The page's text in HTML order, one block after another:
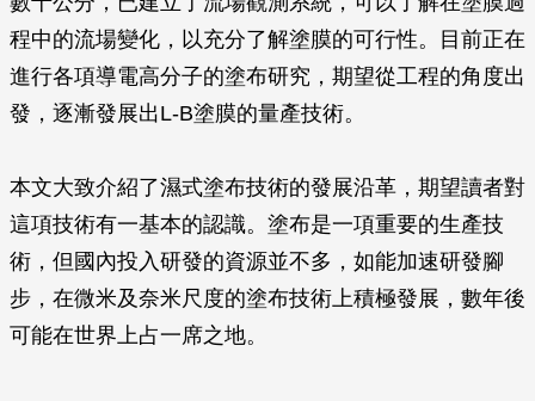
程中的流場變化，以充分了解塗膜的可行性。目前正在
進行各項導電高分子的塗布研究，期望從工程的角度出
發，逐漸發展出L-B塗膜的量產技術。
本文大致介紹了濕式塗布技術的發展沿革，期望讀者對
這項技術有一基本的認識。塗布是一項重要的生產技
術，但國內投入研發的資源並不多，如能加速研發腳
步，在微米及奈米尺度的塗布技術上積極發展，數年後
可能在世界上占一席之地。